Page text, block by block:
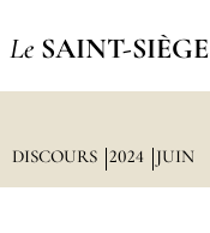
Le SAINT-SIÈGE
DISCOURS 2024 JUIN